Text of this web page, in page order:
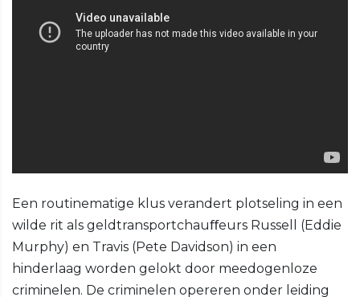
Een routinematige klus verandert plotseling in een
wilde rit als geldtransportchauﬀeurs Russell (Eddie
Murphy) en Travis (Pete Davidson) in een
hinderlaag worden gelokt door meedogenloze
criminelen. De criminelen opereren onder leiding